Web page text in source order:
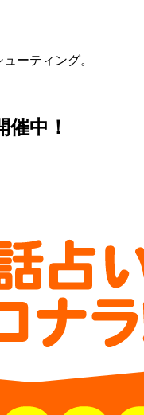
ーティング。
中！